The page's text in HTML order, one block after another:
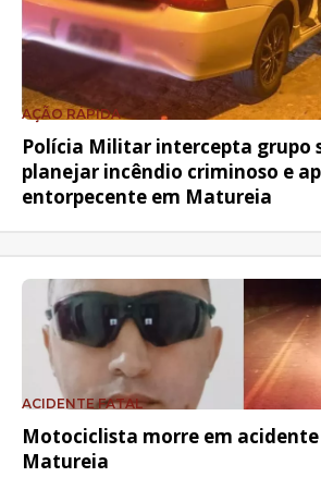
AÇÃO RÁPIDA
Polícia Militar intercepta grupo
planejar incêndio criminoso e
entorpecente em Matureia
ACIDENTE FATAL
Motociclista morre em acidente
Matureia